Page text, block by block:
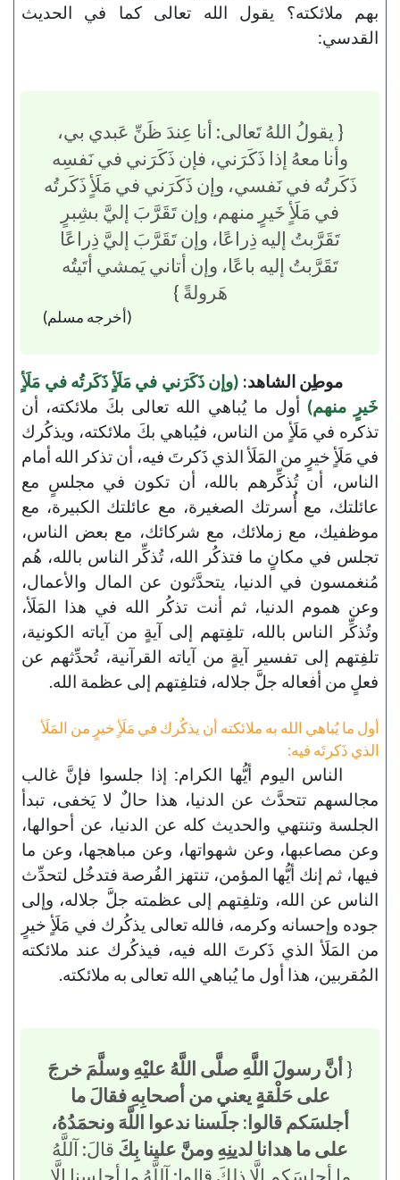
بهم ملائكته؟ يقول الله تعالى كما في الحديث
القدسي:
{ يقولُ اللهُ تَعالى: أنا عِندَ ظَنِّ عَبدي بي،
وأنا معهُ إذا ذَكَرَني، فإن ذَكَرَني في نَفسِه
ذَكَرتُه في نَفسي، وإن ذَكَرَني في مَلَأٍ ذَكَرتُه
في مَلَأٍ خَيرٍ منهم، وإن تَقَرَّبَ إليَّ بشِبرٍ
تَقَرَّبتُ إليه ذِراعًا، وإن تَقَرَّبَ إليَّ ذِراعًا
تَقَرَّبتُ إليه باعًا، وإن أتاني يَمشي أتَيتُه
هَرولةً }
(أخرجه مسلم)
موطِن الشاهد: (وإن ذَكَرَني في مَلَأٍ ذَكَرتُه في مَلَأٍ
خَيرٍ منهم) أول ما يُباهي الله تعالى بكَ ملائكته، أن
تذكره في مَلَأٍ من الناس، فيُباهي بكَ ملائكته، ويذكُرك
في مَلَأٍ خيرٍ من المَلَأ الذي ذَكرتَ فيه، أن تذكر الله أمام
الناس، أن تُذكِّرهم بالله، أن تكون في مجلسٍ مع
عائلتك، مع أُسرتك الصغيرة، مع عائلتك الكبيرة، مع
موظفيك، مع زملائك، مع شركائك، مع بعض الناس،
تجلس في مكانٍ ما فتذكُر الله، تُذكِّر الناس بالله، هُم
مُنغمسون في الدنيا، يتحدَّثون عن المال والأعمال،
وعن هموم الدنيا، ثم أنت تذكُر الله في هذا المَلَأ،
وتُذكِّر الناس بالله، تلفِتهم إلى آيةٍ من آياته الكونية،
تلفِتهم إلى تفسير آيةٍ من آياته القرآنية، تُحدِّثهم عن
فعلٍ من أفعاله جلَّ جلاله، فتلفِتهم إلى عظمة الله.
أول ما يُباهي الله به ملائكته أن يذكُرك في مَلَأٍ خيرٍ من المَلَأ
الذي ذَكرتَه فيه:
الناس اليوم أيُّها الكرام: إذا جلسوا فإنَّ غالب
مجالسهم تتحدَّث عن الدنيا، هذا حالٌ لا يَخفى، تبدأ
الجلسة وتنتهي والحديث كله عن الدنيا، عن أحوالها،
وعن مصاعبها، وعن شهواتها، وعن مباهجها، وعن ما
فيها، ثم إنك أيُّها المؤمن، تنتهز الفُرصة فتدخُل لتحدِّث
الناس عن الله، وتلفِتهم إلى عظمته جلَّ جلاله، وإلى
جوده وإحسانه وكرمه، فالله تعالى يذكُرك في مَلَأٍ خيرٍ
من المَلَأ الذي ذَكرتَ الله فيه، فيذكُرك عند ملائكته
المُقربين، هذا أول ما يُباهي الله تعالى به ملائكته.
{ أنَّ رسولَ اللَّهِ صلَّى اللَّهُ عليْهِ وسلَّمَ خرجَ
على حَلْقةٍ يعني من أصحابِهِ فقالَ ما
أجلسَكم قالوا: جلَسنا ندعوا اللَّهَ ونحمَدُهُ،
على ما هدانا لدينِهِ ومنَّ علينا بِكَ قالَ: آللَّهُ
ما أجلسَكم إلَّا ذلِكَ قالوا: آللَّهُ ما أجلسنا إلَّا